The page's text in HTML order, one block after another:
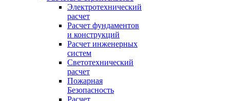
Электротехнический
расчет
Расчет фундаментов
и конструкций
Расчет инженерных
систем
Светотехнический
расчет
Пожарная
Безопасность
Расчет